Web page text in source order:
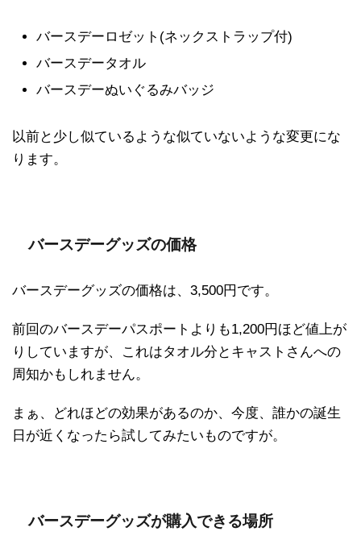
バースデーロゼット(ネックストラップ付)
バースデータオル
バースデーぬいぐるみバッジ
以前と少し似ているような似ていないような変更にな
ります。
バースデーグッズの価格
バースデーグッズの価格は、3,500円です。
前回のバースデーパスポートよりも1,200円ほど値上が
りしていますが、これはタオル分とキャストさんへの
周知かもしれません。
まぁ、どれほどの効果があるのか、今度、誰かの誕生
日が近くなったら試してみたいものですが。
バースデーグッズが購入できる場所